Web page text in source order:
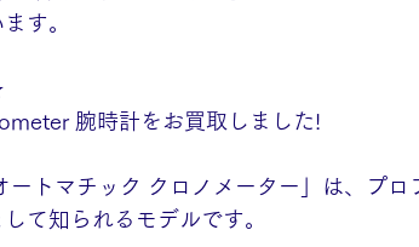
す。
腕時計をお買取しました!
ートマチック クロノメーター」は、プロ
て知られるモデルです。